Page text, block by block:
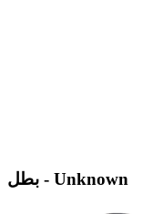
بطل - Unknown